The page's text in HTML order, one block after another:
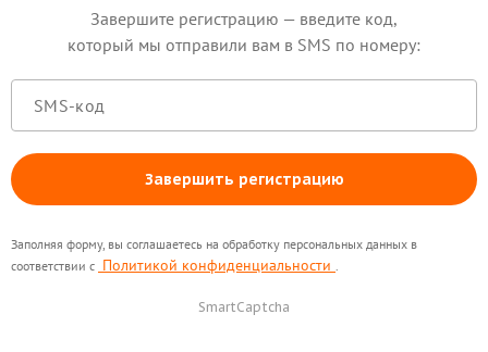
Завершите регистрацию — введите код,
который мы отправили вам в SMS по номеру:
Завершить регистрацию
Заполняя форму, вы соглашаетесь на обработку персональных данных в
соответствии с Политикой конфиденциальности .
SmartCaptcha